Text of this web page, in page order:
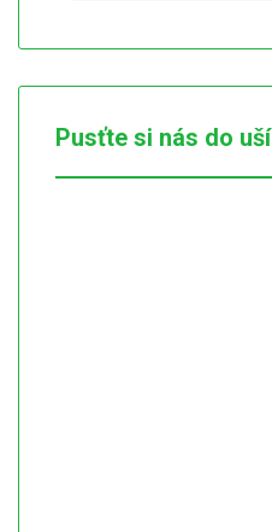
Pusťte si nás do uší